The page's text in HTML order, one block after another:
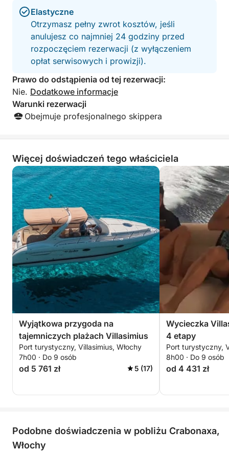
wybrzeżu, pełnej pływania i zapierających dech w
piersiach widoków, wycieczka wraca do mariny
Villasimius, pozostawiając niezapomniane
wspomnienia ukrytych nadmorskich skarbów
Sardynii.
Elastyczne
Otrzymasz pełny zwrot kosztów, jeśli
anulujesz co najmniej 24 godziny przed
rozpoczęciem rezerwacji (z wyłączeniem
opłat serwisowych i prowizji).
Prawo do odstąpienia od tej rezerwacji:
Nie. Dodatkowe informacje
Warunki rezerwacji
Obejmuje profesjonalnego skippera
Więcej doświadczeń tego właściciela
Wyjątkowa przygoda na
tajemniczych plażach Villasimius
Port turystyczny, Villasimius, Włochy
7h00 · Do 9 osób
od 5 761 zł 5 (17)
Wycieczka
4 etapy
Port turystyczny,
8h00 · Do 9 osób
od 4 431 zł
Podobne doświadczenia w pobliżu Crabonaxa,
Włochy